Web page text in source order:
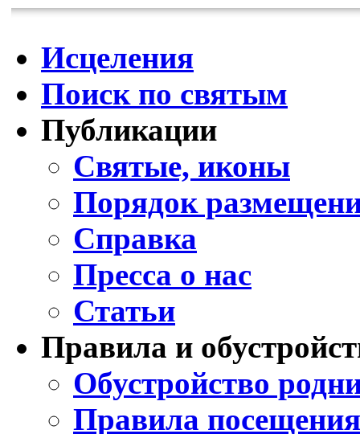
Исцеления
Поиск по святым
Публикации
Святые, иконы
Порядок
Справка
Пресса о нас
Статьи
Правила и
Обустройство
Правила